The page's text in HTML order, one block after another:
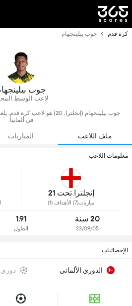
كرة قدم جوب بيلينجهام
جوب
لاعب الوسط
جوب بيلينجهام (إنجلترا, 20) هو
في ألمانيا.
ملف اللاعب المباريات
معلومات اللاعب
إنجلترا تحت 21
مباريات(7) الأهداف (1)
20 سنة
23/09/05
1.91
الطول
الإحصائيات
الدوري الألماني دوري